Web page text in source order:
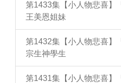
第1433集【小人物悲喜】
王美恩姐妹
第1432集【小人物悲喜】
宗生神學生
第1431集【小人物悲喜】